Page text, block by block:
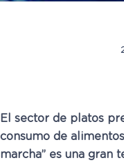
El sector de platos
consumo de alimentos
marcha” es una gran